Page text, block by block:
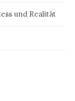
und Realität